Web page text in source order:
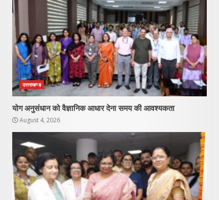
उत्तराखण्ड
योग अनुसंधान को वैज्ञानिक आधार देना समय की आवश्यकता
August 4, 2026